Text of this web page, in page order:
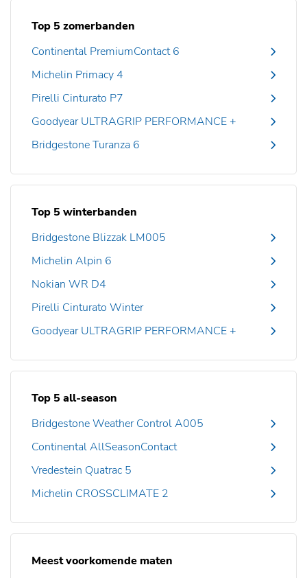
Top 5 zomerbanden
Continental PremiumContact 6
Michelin Primacy 4
Pirelli Cinturato P7
Goodyear ULTRAGRIP PERFORMANCE +
Bridgestone Turanza 6
Top 5 winterbanden
Bridgestone Blizzak LM005
Michelin Alpin 6
Nokian WR D4
Pirelli Cinturato Winter
Goodyear ULTRAGRIP PERFORMANCE +
Top 5 all-season
Bridgestone Weather Control A005
Continental AllSeasonContact
Vredestein Quatrac 5
Michelin CROSSCLIMATE 2
Meest voorkomende maten